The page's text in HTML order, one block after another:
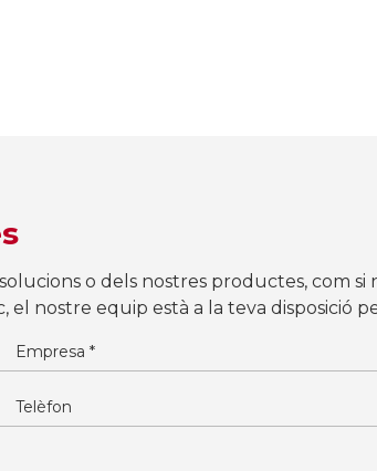
o dels nostres productes, com
nostre equip està a la teva disposició